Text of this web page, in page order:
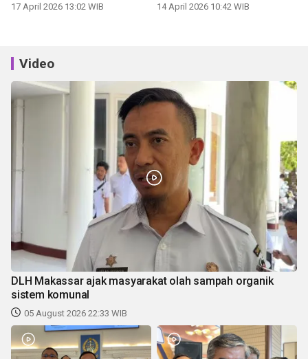
17 April 2026 13:02 WIB 14 April 2026 10:42 WIB
Video
DLH Makassar ajak masyarakat olah sampah organik
sistem komunal
05 August 2026 22:33 WIB